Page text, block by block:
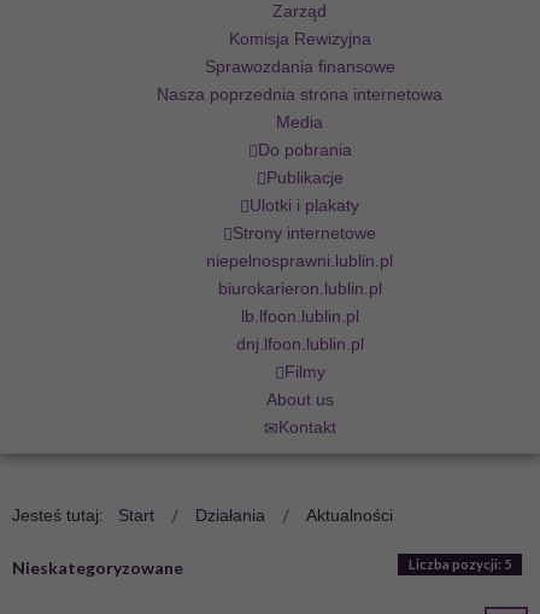
Zarząd
Komisja Rewizyjna
Sprawozdania finansowe
Nasza poprzednia strona internetowa
Media
Do pobrania
Publikacje
Ulotki i plakaty
Strony internetowe
niepelnosprawni.lublin.pl
biurokarieron.lublin.pl
lb.lfoon.lublin.pl
dnj.lfoon.lublin.pl
Filmy
About us
Kontakt
Jesteś tutaj: Start Działania Aktualności
Nieskategoryzowane Liczba pozycji: 5